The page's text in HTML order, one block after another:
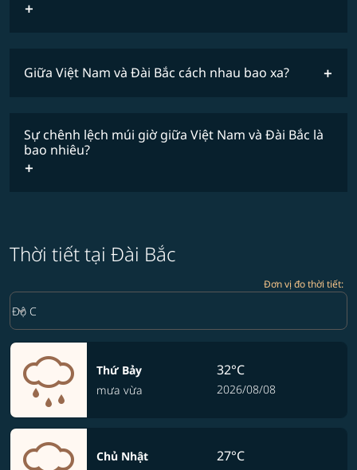
Giữa Việt Nam và Đài Bắc cách nhau bao xa?
Sự chênh lệch múi giờ giữa Việt Nam và Đài Bắc là
bao nhiêu?
Thời tiết tại Đài Bắc
Đơn vị đo thời tiết:
Weather unit option Độ C Selected
Độ C
keyboard_arrow_down
Thứ Bảy
mưa vừa
32°C
2026/08/08
Chủ Nhật
27°C